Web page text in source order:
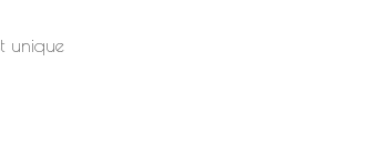
unique